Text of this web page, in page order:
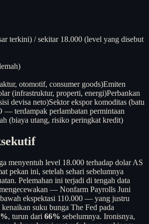
terkini) / sekitar 18.000 (level yang disebut
otomotif, consumer goods)Emiten
(infrastruktur, properti, energi)Perbankan
devisa neto)Sektor ekspor komoditas (batu
— terdampak perlambatan permintaan
(biaya utang, risiko peringkat kredit)
menyentuh level 18.000 terhadap dolar AS
pekan ini, setelah sehari sebelumnya
Pelemahan ini terjadi di tengah data
— Nonfarm Payrolls Juni
ekspektasi 110.000 — yang justru
suku bunga The Fed pada
, turun dari 66% sebelumnya. Ironisnya,